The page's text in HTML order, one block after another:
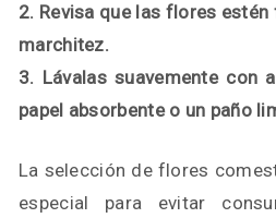
2. Revisa que las flores
marchitez.
3. Lávalas suavemente con
papel absorbente o un paño
La selección de flores
especial para evitar